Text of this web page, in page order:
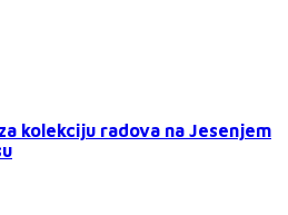
kolekciju radova na Jesenjem